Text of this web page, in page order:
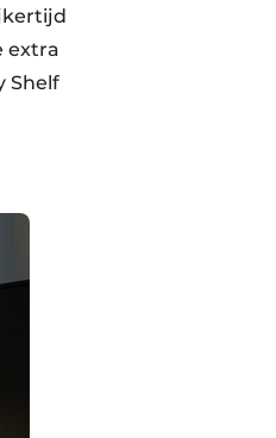
extra
Shelf